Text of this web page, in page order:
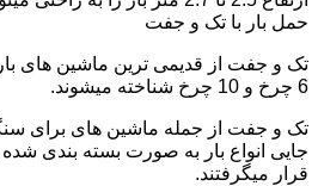
حمل بار با تک و جفت
تک و جفت از قدیمی ترین ماشین های
6 چرخ و 10 چرخ شناخته میشوند.
تک و جفت از جمله ماشین های برای
جایی انواع بار به صورت بسته بندی شده
قرار میگرفتند.